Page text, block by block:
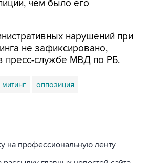
нарушений при
пресс-службе МВД по РБ.
митинг оппозиция
главных новостей сайта
новости в официальном